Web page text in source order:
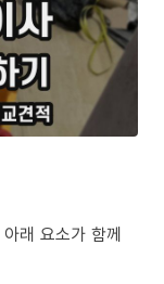
래 요소가 함께